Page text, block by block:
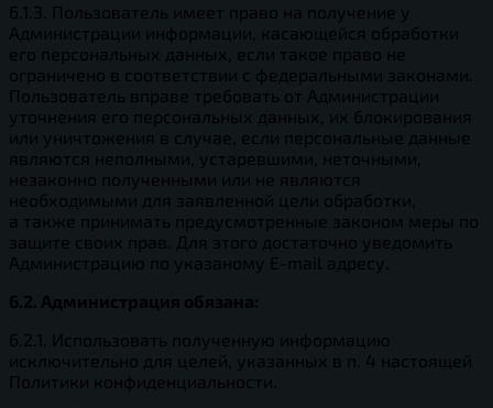
6.1.3. Пользователь имеет право на получение у
Администрации информации, касающейся обработки
его персональных данных, если такое право не
ограничено в соответствии с федеральными законами.
Пользователь вправе требовать от Администрации
уточнения его персональных данных, их блокирования
или уничтожения в случае, если персональные данные
являются неполными, устаревшими, неточными,
незаконно полученными или не являются
необходимыми для заявленной цели обработки,
а также принимать предусмотренные законом меры по
защите своих прав. Для этого достаточно уведомить
Администрацию по указаному E-mail адресу.
6.2. Администрация обязана:
6.2.1. Использовать полученную информацию
исключительно для целей, указанных в п. 4 настоящей
Политики конфиденциальности.